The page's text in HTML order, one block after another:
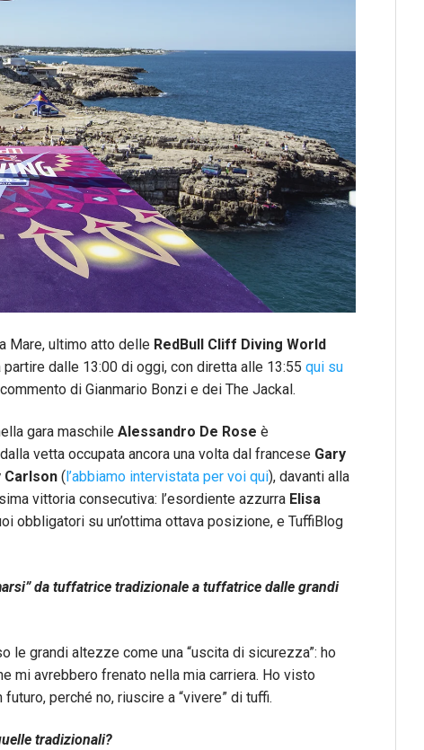
Mare, ultimo atto delle RedBull Cliff Diving World
dalle 13:00 di oggi, con diretta alle 13:55 qui su
di Gianmario Bonzi e dei The Jackal.
gara maschile Alessandro De Rose è
vetta occupata ancora una volta dal francese Gary
Carlson ( l’abbiamo intervistata per voi qui), davanti alla
vittoria consecutiva: l’esordiente azzurra Elisa
obbligatori su un’ottima ottava posizione, e TuffiBlog
da tuffatrice tradizionale a tuffatrice dalle grandi
le grandi altezze come una “uscita di sicurezza”: ho
mi avrebbero frenato nella mia carriera. Ho visto
perché no, riuscire a “vivere” di tuffi.
tradizionali?